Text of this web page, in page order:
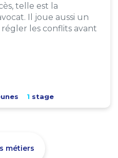
telle est la
Il joue aussi un
les conflits avant
1 stage
métiers